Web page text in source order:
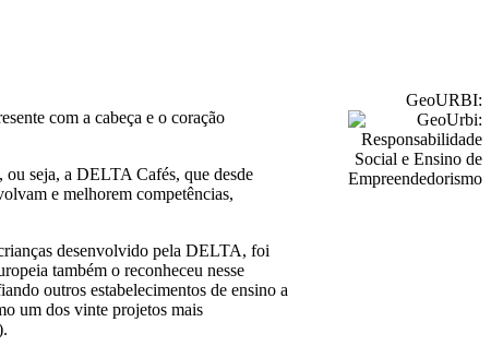
com a cabeça e o coração
ou seja, a DELTA Cafés, que desde
e melhorem competências,
desenvolvido pela DELTA, foi
também o reconheceu nesse
outros estabelecimentos de ensino a
um dos vinte projetos mais
GeoURBI: